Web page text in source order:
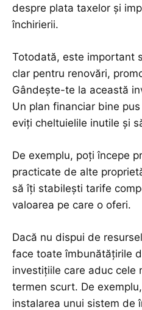
despre plata taxelor și
închirierii.
Totodată, este important
clar pentru renovări,
Gândește-te la această
Un plan financiar bine
eviți cheltuielile inutile și
De exemplu, poți începe
practicate de alte
să îți stabilești tarife
valoarea pe care o oferi.
Dacă nu dispui de
face toate îmbunătățirile
investițiile care aduc cele
termen scurt. De
instalarea unui sistem de